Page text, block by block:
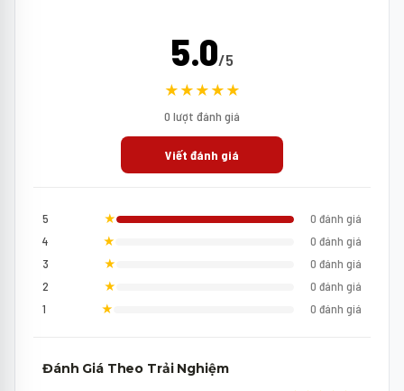
5.0/5
★★★★★
0 lượt đánh giá
Viết đánh giá
5 ★
0 đánh giá
4
★
0 đánh giá
3
★
0 đánh giá
2
★
0 đánh giá
1
★ 0 đánh giá
Đánh Giá Theo Trải Nghiệm